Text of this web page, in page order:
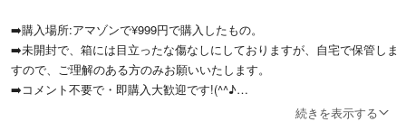
➡️購入場所:アマゾンで¥999円で購入したもの。
➡️未開封で、箱には目立ったな傷なしにしておりますが、自宅で保管しま
すので、ご理解のある方のみお願いいたします。
➡️コメント不要で・即購入大歓迎です!(^^♪
続きを表示する